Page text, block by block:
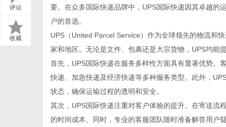
评论
收藏
要。在众多国际快递品牌中，UPS国际快递因其卓越的
户的首选。
UPS（United Parcel Service）作为全球领先的物流和
家和地区。无论是文件、包裹还是大宗货物，UPS均能
首先，UPS国际快递在服务多样性方面具有显著优势。
快递、加急快递及经济快递等多种服务类型。此外，
状态，确保运输过程的透明和安全。
其次，UPS国际快递注重对客户体验的提升。在寄送流
的时间成本。同时，专业的客服团队随时准备解答用户